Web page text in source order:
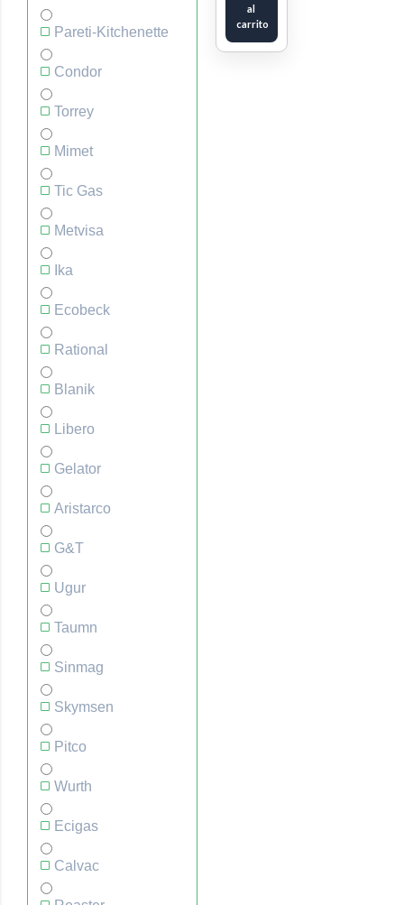
Pareti-Kitchenette
Condor
Torrey
Mimet
Tic Gas
Metvisa
Ika
Ecobeck
Rational
Blanik
Libero
Gelator
Aristarco
G&T
Ugur
Taumn
Sinmag
Skymsen
Pitco
Wurth
Ecigas
Calvac
al
carrito